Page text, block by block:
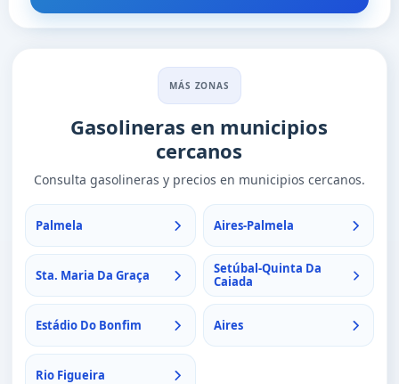
MÁS ZONAS
Gasolineras en municipios
cercanos
Consulta gasolineras y precios en municipios cercanos.
Palmela Aires-Palmela
Sta. Maria Da Graça
Setúbal-Quinta Da
Caiada
Estádio Do Bonfim Aires
Rio Figueira